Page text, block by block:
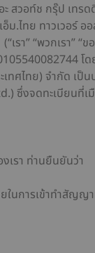
ะ สวอท์ช กรุ๊ป เทร
อ็ม.ไทย ทาวเวอร์
า” “พวกเรา” “ข
โ
ทศไทย) จำกัด เป็
ซึ่งจดทะเบียนที่เ
เรา ท่านยืนยันว่า
ในการเข้าทำสัญ